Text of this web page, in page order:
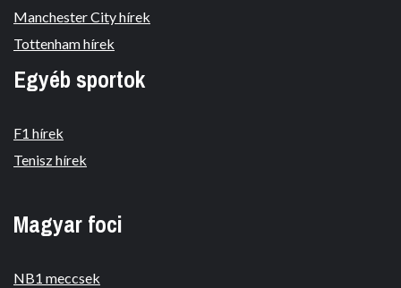
Manchester City hírek
Tottenham hírek
Egyéb sportok
F1 hírek
Tenisz hírek
Magyar foci
NB1 meccsek